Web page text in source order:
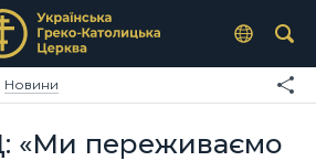
Новини
«Ми переживаємо